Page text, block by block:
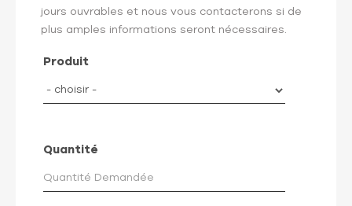
jours ouvrables et nous vous contacterons si de
plus amples informations seront nécessaires.
Produit
Quantité